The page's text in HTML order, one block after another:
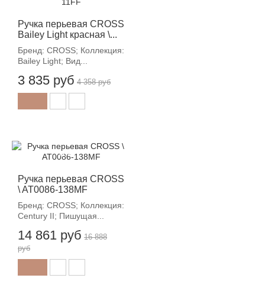
Ручка перьевая CROSS
Bailey Light красная \...
Бренд: CROSS; Коллекция:
Bailey Light; Вид...
3 835 руб 4 358 руб
Ручка перьевая CROSS
\ AT0086-138MF
Бренд: CROSS; Коллекция:
Century II; Пишущая...
14 861 руб
-12%
16 888
руб